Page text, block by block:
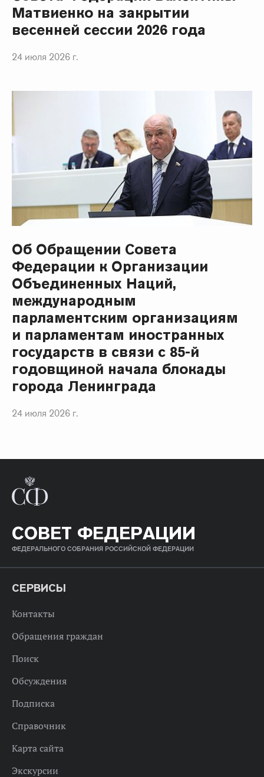
Матвиенко на закрытии
весенней сессии 2026 года
24 июля 2026 г.
Об Обращении Совета
Федерации к Организации
Объединенных Наций,
международным
парламентским организациям
и парламентам иностранных
государств в связи с 85-й
годовщиной начала блокады
города Ленинграда
24 июля 2026 г.
СОВЕТ ФЕДЕРАЦИИ
ФЕДЕРАЛЬНОГО СОБРАНИЯ РОССИЙСКОЙ ФЕДЕРАЦИИ
СЕРВИСЫ
Контакты
Обращения граждан
Поиск
Обсуждения
Подписка
Справочник
Карта сайта
Экскурсии